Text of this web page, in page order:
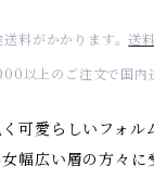
送料がかかります。送
以上のご注文で国内
可愛らしいフォル
幅広い層の方々に